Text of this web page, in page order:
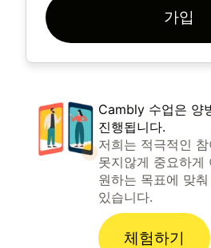
가입
Cambly 수업은 양
진행됩니다.
저희는 적극적인
못지않게 중요하게
원하는 목표에 맞
있습니다.
체험하기